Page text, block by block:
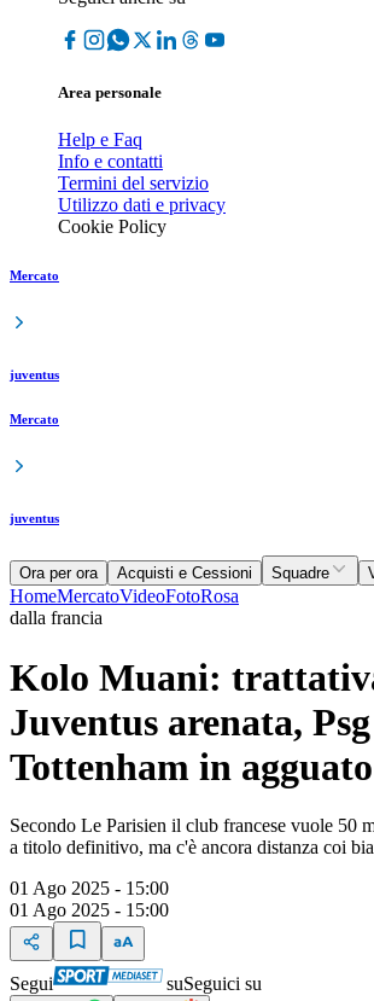
Area personale
Help e Faq
Info e contatti
Termini del servizio
Utilizzo dati e privacy
Cookie Policy
Mercato
juventus
Mercato
juventus
Ora per ora Acquisti e Cessioni Squadre
HomeMercatoVideoFotoRosa
dalla francia
Kolo Muani:
Juventus arenata,
Tottenham in agguato
Secondo Le Parisien il club francese vuole 50
a titolo definitivo, ma c'è ancora distanza coi
01 Ago 2025 - 15:00
01 Ago 2025 - 15:00
Segui suSeguici su